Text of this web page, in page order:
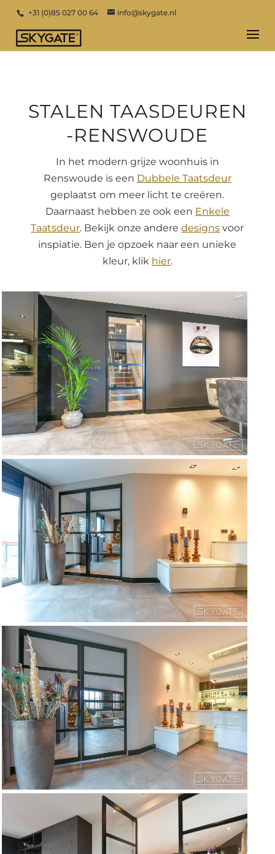
+31 (0)85 027 00 64 info@skygate.nl
STALEN TAASDEUREN
-RENSWOUDE
In het modern grijze woonhuis in
Renswoude is een Dubbele Taatsdeur
geplaatst om meer licht te creëren.
Daarnaast hebben ze ook een Enkele
Taatsdeur. Bekijk onze anderedesigns voor
inspiatie. Ben je opzoek naar een unieke
kleur, klik hier.